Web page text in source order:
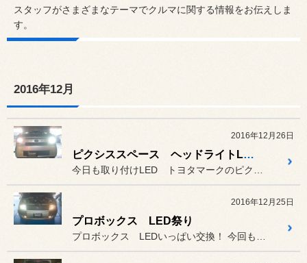
スタッフがさまざまなテーマでクルマに関する情報をお伝えしま
す。
2016年12月
2016年12月26日
ピクシススペース ヘッドライトLED化
2016年12月25日
プロボックス LED祭り